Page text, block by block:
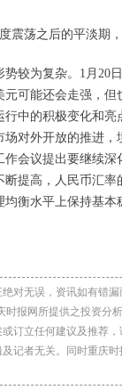
震荡之后的平淡期
较为复杂。1月20
可能还会走强，但
中的积极变化和
对外开放的推进
会议提出要继续
提高，人民币汇率
衡水平上保持基本
对无误，资讯如有错
报网所提供之投资分
订立任何建议及推荐
记者无关。同时重庆